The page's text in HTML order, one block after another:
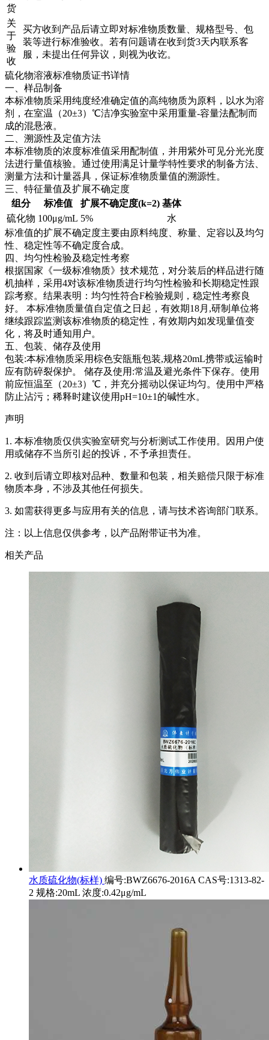
货
关
于
验
收
买方收到产品后请立即对标准物质数量、规格型号、包
装等进行标准验收。若有问题请在收到货3天内联系客
服，未提出任何异议，则视为收讫。
硫化物溶液标准物质证书详情
一、样品制备
本标准物质采用纯度经准确定值的高纯物质为原料，以水为溶
剂，在室温（20±3）℃洁净实验室中采用重量-容量法配制而
成的混悬液。
二、溯源性及定值方法
本标准物质的浓度标准值采用配制值，并用紫外可见分光光度
法进行量值核验。通过使用满足计量学特性要求的制备方法、
测量方法和计量器具，保证标准物质量值的溯源性。
三、特征量值及扩展不确定度
组分
标准值 扩展不确定度(k=2) 基体
硫化物 100μg/mL 5%
水
标准值的扩展不确定度主要由原料纯度、称量、定容以及均匀
性、稳定性等不确定度合成。
四、均匀性检验及稳定性考察
根据国家《一级标准物质》技术规范，对分装后的样品进行随
机抽样，采用4对该标准物质进行均匀性检验和长期稳定性跟
踪考察。结果表明：均匀性符合F检验规则，稳定性考察良
好。 本标准物质量值自定值之日起，有效期18月,研制单位将
继续跟踪监测该标准物质的稳定性，有效期内如发现量值变
化，将及时通知用户。
五、包装、储存及使用
包装:本标准物质采用棕色安瓿瓶包装,规格20mL携带或运输时
应有防碎裂保护。 储存及使用:常温及避光条件下保存。使用
前应恒温至（20±3）℃，并充分摇动以保证均匀。使用中严格
防止沾污；稀释时建议使用pH=10±1的碱性水。
声明
1. 本标准物质仅供实验室研究与分析测试工作使用。因用户使
用或储存不当所引起的投诉，不予承担责任。
2. 收到后请立即核对品种、数量和包装，相关赔偿只限于标准
物质本身，不涉及其他任何损失。
3. 如需获得更多与应用有关的信息，请与技术咨询部门联系。
注：以上信息仅供参考，以产品附带证书为准。
相关产品
水质硫化物(标样) 编号:BWZ6676-2016A CAS号:1313-82-
2 规格:20mL 浓度:0.42μg/mL